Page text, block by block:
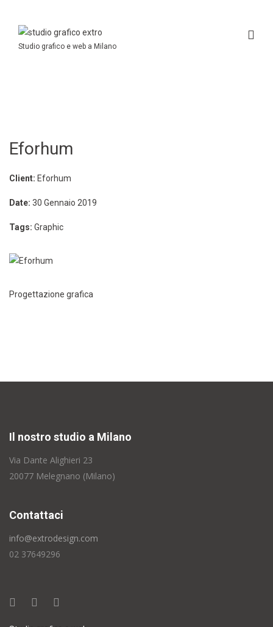
Studio grafico e web a Milano
Eforhum
Client: Eforhum
Date: 30 Gennaio 2019
Tags: Graphic
Progettazione grafica
Il nostro studio a Milano
Via Dante Alighieri 23
20077 Melegnano (Milano)
Contattaci
info@extrodesign.com
02 37649296